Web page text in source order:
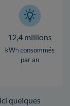
12,4 millions
kWh consommés
par an
quelques